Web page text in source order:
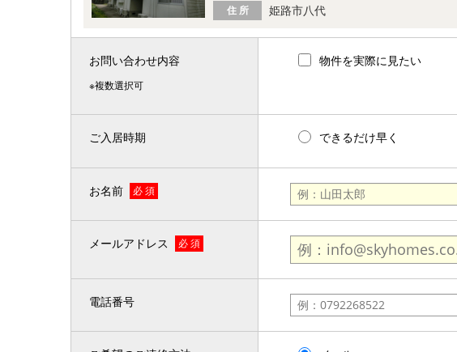
住 所 姫路市八代
お問い合わせ内容
※複数選択可
物件を実際に見たい
ご入居時期 できるだけ早く
お名前 必 須
メールアドレス 必 須
電話番号